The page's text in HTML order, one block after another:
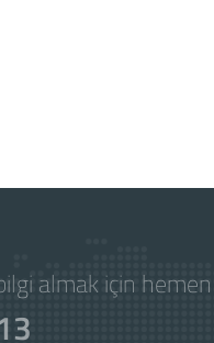
almak için hemen